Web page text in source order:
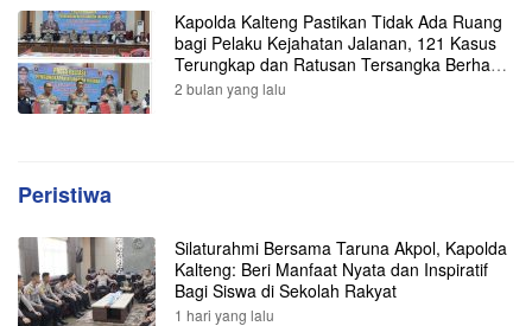
Kapolda Kalteng Pastikan Tidak Ada Ruang
bagi Pelaku Kejahatan Jalanan, 121 Kasus
Terungkap dan Ratusan Tersangka Berhasil
Dibekuk
2 bulan yang lalu
Peristiwa
Silaturahmi Bersama Taruna Akpol, Kapolda
Kalteng: Beri Manfaat Nyata dan Inspiratif
Bagi Siswa di Sekolah Rakyat
1 hari yang lalu